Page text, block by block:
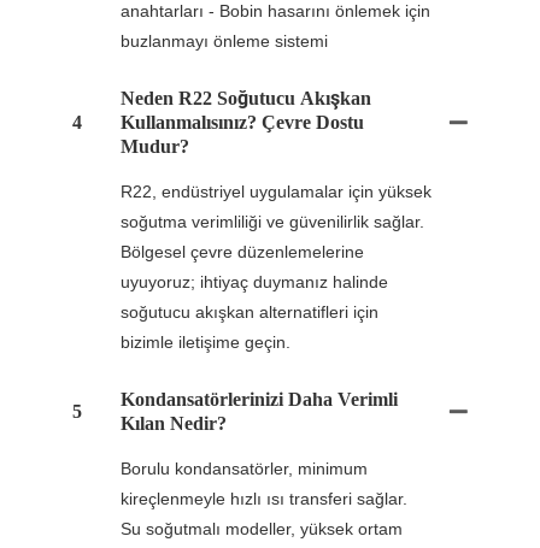
anahtarları - Bobin hasarını önlemek için
buzlanmayı önleme sistemi
4
Neden R22 Soğutucu Akışkan
Kullanmalısınız? Çevre Dostu
Mudur?
R22, endüstriyel uygulamalar için yüksek
soğutma verimliliği ve güvenilirlik sağlar.
Bölgesel çevre düzenlemelerine
uyuyoruz; ihtiyaç duymanız halinde
soğutucu akışkan alternatifleri için
bizimle iletişime geçin.
5
Kondansatörlerinizi Daha Verimli
Kılan Nedir?
Borulu kondansatörler, minimum
kireçlenmeyle hızlı ısı transferi sağlar.
Su soğutmalı modeller, yüksek ortam